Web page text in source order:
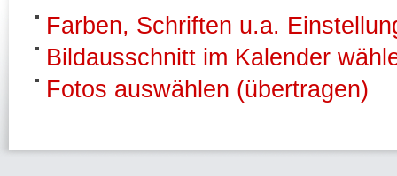
Farben, Schriften u.a.
Bildausschnitt im Kalender
Fotos auswählen (übertragen)